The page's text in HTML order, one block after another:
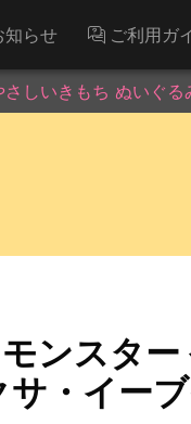
知らせ ご利用ガ
しいきもち ぬいぐ
ンスタ
・イー